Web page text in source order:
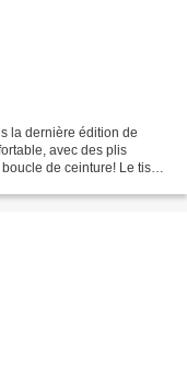
la dernière édition de
avec des plis
de ceinture! Le tissu